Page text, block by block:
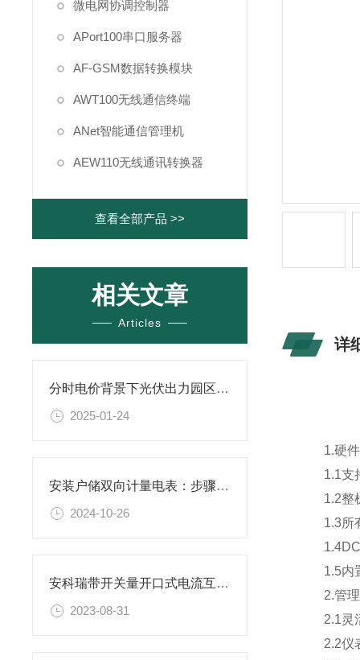
微电网协调控制器
APort100串口服务器
AF-GSM数据转换模块
AWT100无线通信终端
ANet智能通信管理机
AEW110无线通讯转换器
查看全部产品 >>
相关文章
Articles
分时电价背景下光伏出力园区电动汽车的有序充电策略研究
2025-01-24
安装户储双向计量电表：步骤与注意事项
2024-10-26
安科瑞带开关量开口式电流互感器的应用
2023-08-31
详
1.硬件
1.1支持
1.2整机
1.3所有
1.4DC
1.5内置
2.管理
2.1灵活
2.2仪表